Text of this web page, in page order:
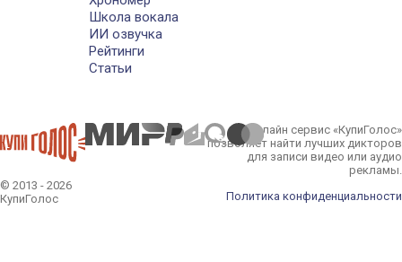
Школа вокала
ИИ озвучка
Рейтинги
Статьи
© 2013 - 2026
КупиГолос
Онлайн сервис «КупиГолос»
позволяет найти лучших дикторов
для записи видео или аудио
рекламы.
Политика конфиденциальности